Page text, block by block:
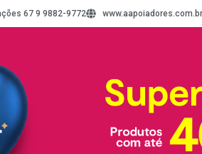
67 9 9882-9772 www.aapoiadores.com.br